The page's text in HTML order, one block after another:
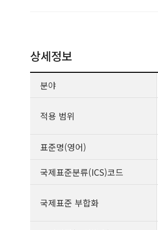
상세정보
분야
적용 범위
표준명(영어)
국제표준분류(ICS)코드
국제표준 부합화